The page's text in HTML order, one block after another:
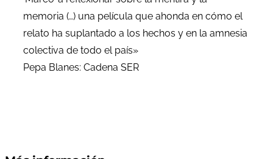
memoria (…) una película que ahonda en cómo el
relato ha suplantado a los hechos y en la amnesia
colectiva de todo el país»
Pepa Blanes: Cadena SER